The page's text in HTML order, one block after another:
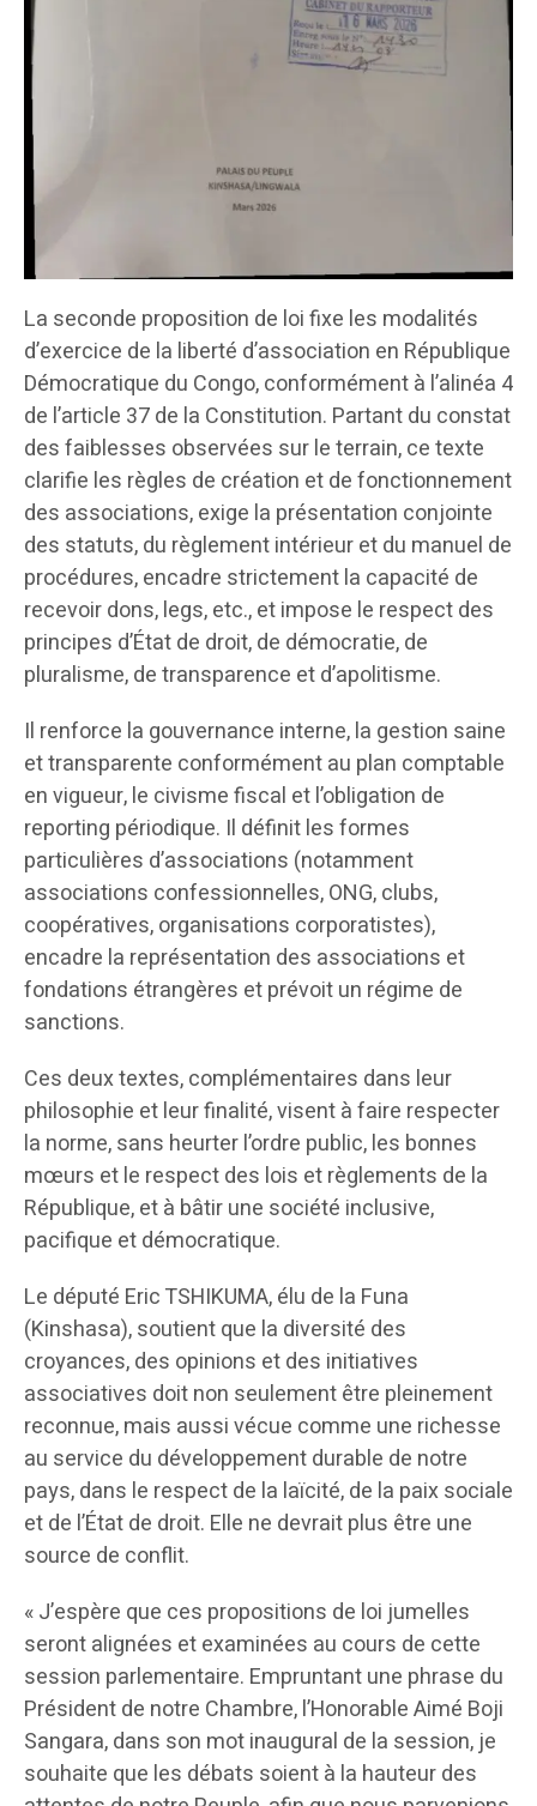
La seconde proposition de loi fixe les modalités
d’exercice de la liberté d’association en République
Démocratique du Congo, conformément à l’alinéa 4
de l’article 37 de la Constitution. Partant du constat
des faiblesses observées sur le terrain, ce texte
clarifie les règles de création et de fonctionnement
des associations, exige la présentation conjointe
des statuts, du règlement intérieur et du manuel de
procédures, encadre strictement la capacité de
recevoir dons, legs, etc., et impose le respect des
principes d’État de droit, de démocratie, de
pluralisme, de transparence et d’apolitisme.
Il renforce la gouvernance interne, la gestion saine
et transparente conformément au plan comptable
en vigueur, le civisme fiscal et l’obligation de
reporting périodique. Il définit les formes
particulières d’associations (notamment
associations confessionnelles, ONG, clubs,
coopératives, organisations corporatistes),
encadre la représentation des associations et
fondations étrangères et prévoit un régime de
sanctions.
Ces deux textes, complémentaires dans leur
philosophie et leur finalité, visent à faire respecter
la norme, sans heurter l’ordre public, les bonnes
mœurs et le respect des lois et règlements de la
République, et à bâtir une société inclusive,
pacifique et démocratique.
Le député Eric TSHIKUMA, élu de la Funa
(Kinshasa), soutient que la diversité des
croyances, des opinions et des initiatives
associatives doit non seulement être pleinement
reconnue, mais aussi vécue comme une richesse
au service du développement durable de notre
pays, dans le respect de la laïcité, de la paix sociale
et de l’État de droit. Elle ne devrait plus être une
source de conflit.
« J’espère que ces propositions de loi jumelles
seront alignées et examinées au cours de cette
session parlementaire. Empruntant une phrase du
Président de notre Chambre, l’Honorable Aimé Boji
Sangara, dans son mot inaugural de la session, je
souhaite que les débats soient à la hauteur des